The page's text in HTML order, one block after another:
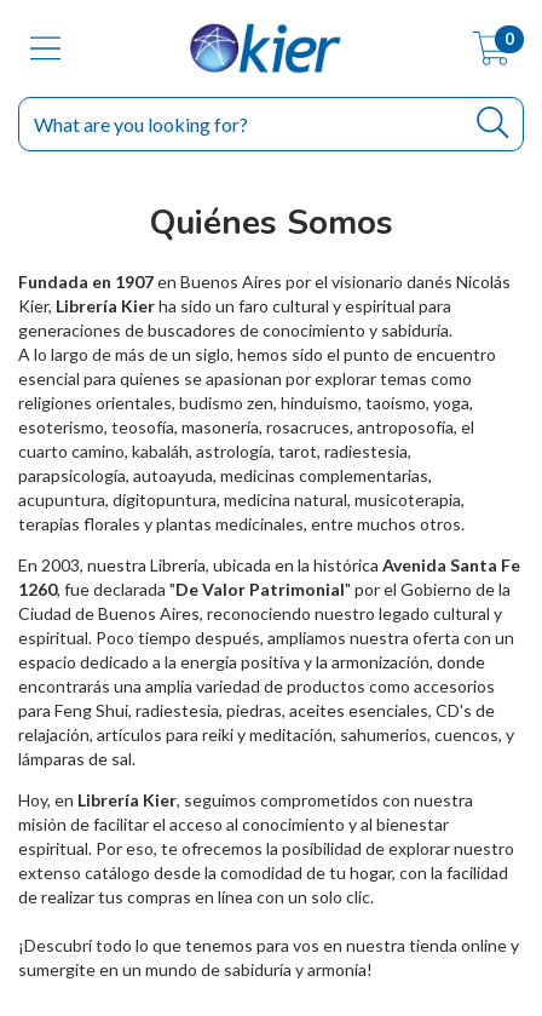
0
Quiénes Somos
Fundada en 1907en Buenos Aires por el visionario danés Nicolás
Kier, Librería Kierha sido un faro cultural y espiritual para
generaciones de buscadores de conocimiento y sabiduría.
A lo largo de más de un siglo, hemos sido el punto de encuentro
esencial para quienes se apasionan por explorar temas como
religiones orientales, budismo zen, hinduismo, taoísmo, yoga,
esoterismo, teosofía, masonería, rosacruces, antroposofía, el
cuarto camino, kabaláh, astrología, tarot, radiestesia,
parapsicología, autoayuda, medicinas complementarias,
acupuntura, digitopuntura, medicina natural, musicoterapia,
terapias florales y plantas medicinales, entre muchos otros.
En 2003, nuestra Librería, ubicada en la histórica Avenida Santa Fe
1260, fue declarada "De Valor Patrimonial" por el Gobierno de la
Ciudad de Buenos Aires, reconociendo nuestro legado cultural y
espiritual. Poco tiempo después, ampliamos nuestra oferta con un
espacio dedicado a la energía positiva y la armonización, donde
encontrarás una amplia variedad de productos como accesorios
para Feng Shui, radiestesia, piedras, aceites esenciales, CD's de
relajación, artículos para reiki y meditación, sahumerios, cuencos, y
lámparas de sal.
Hoy, en Librería Kier, seguimos comprometidos con nuestra
misión de facilitar el acceso al conocimiento y al bienestar
espiritual. Por eso, te ofrecemos la posibilidad de explorar nuestro
extenso catálogo desde la comodidad de tu hogar, con la facilidad
de realizar tus compras en línea con un solo clic.
¡Descubrí todo lo que tenemos para vos en nuestra tienda online y
sumergite en un mundo de sabiduría y armonía!